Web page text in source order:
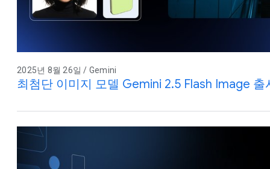
2025년 8월 26일 / Gemini
최첨단 이미지 모델 Gemini 2.5 Flash Image 출